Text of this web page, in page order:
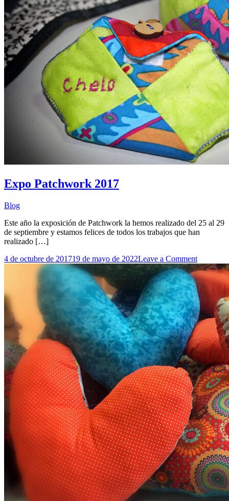
Expo Patchwork 2017
Blog
Este año la exposición de Patchwork la hemos realizado del 25 al 29
de septiembre y estamos felices de todos los trabajos que han
realizado […]
4 de octubre de 201719 de mayo de 2022Leave a Commenton
Expo
2017